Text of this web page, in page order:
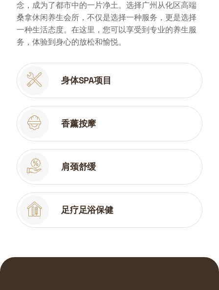
念，成为了都市中的一片净土。选择广州从化区高端
桑拿休闲养生会所，不仅是选择一种服务，更是选择
一种生活态度。在这里，您可以享受到专业的养生服
务，体验到身心的放松和愉悦。
身体SPA项目
香薰按摩
肩颈舒缓
足疗足浴保健